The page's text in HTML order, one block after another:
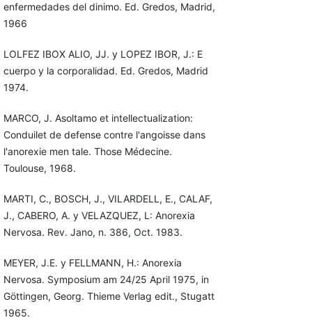
enfermedades del dinimo. Ed. Gredos, Madrid,
1966
LOLFEZ IBOX ALIO, JJ. y LOPEZ IBOR, J.: E
cuerpo y la corporalidad. Ed. Gredos, Madrid
1974.
MARCO, J. Asoltamo et intellectualization:
Conduilet de defense contre l'angoisse dans
l'anorexie men tale. Those Médecine.
Toulouse, 1968.
MARTI, C., BOSCH, J., VILARDELL, E., CALAF,
J., CABERO, A. y VELAZQUEZ, L: Anorexia
Nervosa. Rev. Jano, n. 386, Oct. 1983.
MEYER, J.E. y FELLMANN, H.: Anorexia
Nervosa. Symposium am 24/25 April 1975, in
Göttingen, Georg. Thieme Verlag edit., Stugatt
1965.